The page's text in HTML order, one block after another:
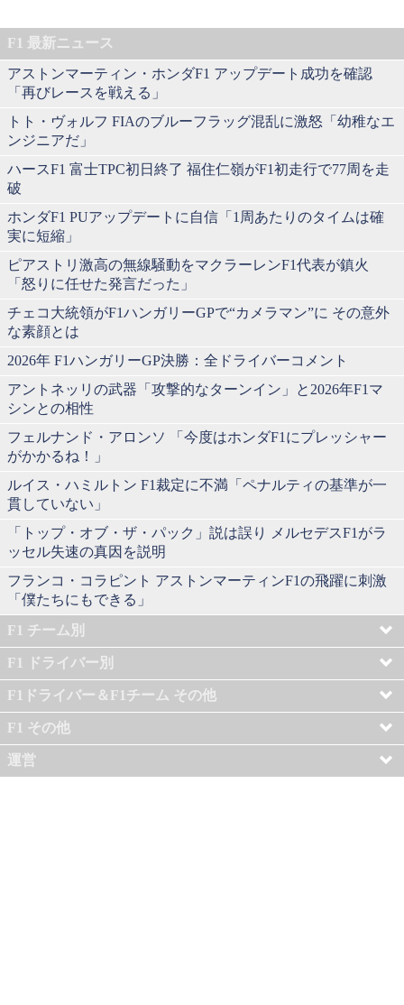
F1 最新ニュース
アストンマーティン・ホンダF1 アップデート成功を確認
「再びレースを戦える」
トト・ヴォルフ FIAのブルーフラッグ混乱に激怒「幼稚なエ
ンジニアだ」
ハースF1 富士TPC初日終了 福住仁嶺がF1初走行で77周を走
破
ホンダF1 PUアップデートに自信「1周あたりのタイムは確
実に短縮」
ピアストリ激高の無線騒動をマクラーレンF1代表が鎮火
「怒りに任せた発言だった」
チェコ大統領がF1ハンガリーGPで“カメラマン”に その意外
な素顔とは
2026年 F1ハンガリーGP決勝：全ドライバーコメント
アントネッリの武器「攻撃的なターンイン」と2026年F1マ
シンとの相性
フェルナンド・アロンソ 「今度はホンダF1にプレッシャー
がかかるね！」
ルイス・ハミルトン F1裁定に不満「ペナルティの基準が一
貫していない」
「トップ・オブ・ザ・パック」説は誤り メルセデスF1がラ
ッセル失速の真因を説明
フランコ・コラピント アストンマーティンF1の飛躍に刺激
「僕たちにもできる」
F1 チーム別
F1 ドライバー別
F1ドライバー＆F1チーム その他
F1 その他
運営